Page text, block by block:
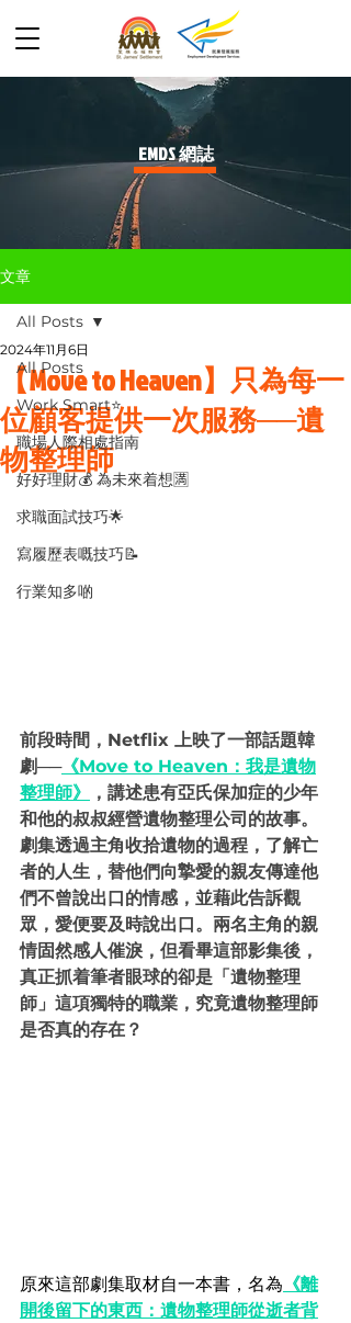
​EMDS 網誌
文章
All Posts
Work Smart⭐️
職場人際相處指南
好好理財💰 為未來着想🈵
求職面試技巧🌟
寫履歷表嘅技巧📝
行業知多啲
All Posts
【Move to Heaven】只為每一
位顧客提供一次服務──遺
物整理師
2024年11月6日
前段時間，Netflix 上映了一部話題韓
劇──《Move to Heaven：我是遺物
整理師》
，講述患有亞氏保加症的少年
和他的叔叔經營遺物整理公司的故事。
劇集透過主角收拾遺物的過程，了解亡
者的人生，替他們向摯愛的親友傳達他
們不曾說出口的情感，並藉此告訴觀
眾，愛便要及時說出口。兩名主角的親
情固然感人催淚，但看畢這部影集後，
真正抓着筆者眼球的卻是「遺物整理
師」這項獨特的職業，究竟遺物整理師
是否真的存在？
原來這部劇集取材自一本書，名為 《離
開後留下的東西：遺物整理師從逝者背